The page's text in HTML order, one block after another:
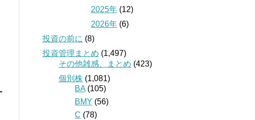
2025年 (12)
2026年 (6)
投資の前に (8)
投資管理まとめ (1,497)
その他雑感、まとめ (423)
個別株 (1,081)
BA (105)
BMY (56)
C (78)